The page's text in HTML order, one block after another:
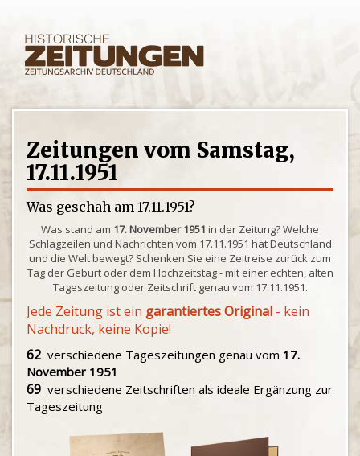
Zeitungen vom Samstag,
17.11.1951
Was geschah am 17.11.1951?
Was stand am 17. November 1951 in der Zeitung? Welche
Schlagzeilen und Nachrichten vom 17.11.1951 hat Deutschland
und die Welt bewegt? Schenken Sie eine Zeitreise zurück zum
Tag der Geburt oder dem Hochzeitstag - mit einer echten, alten
Tageszeitung oder Zeitschrift genau vom 17.11.1951.
Jede Zeitung ist ein garantiertes Original - kein
Nachdruck, keine Kopie!
62 verschiedene Tageszeitungen genau vom 17.
November 1951
69 verschiedene Zeitschriften als ideale Ergänzung zur
Tageszeitung